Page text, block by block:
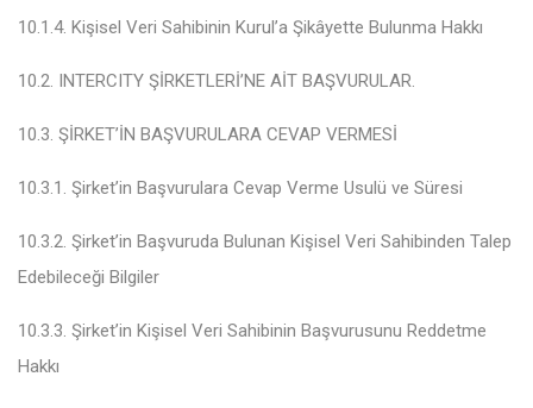
10.1.4. Kişisel Veri Sahibinin Kurul’a Şikâyette Bulunma Hakkı
10.2. INTERCITY ŞİRKETLERİ’NE AİT BAŞVURULAR.
10.3. ŞİRKET’İN BAŞVURULARA CEVAP VERMESİ
10.3.1. Şirket’in Başvurulara Cevap Verme Usulü ve Süresi
10.3.2. Şirket’in Başvuruda Bulunan Kişisel Veri Sahibinden Talep
Edebileceği Bilgiler
10.3.3. Şirket’in Kişisel Veri Sahibinin Başvurusunu Reddetme
Hakkı